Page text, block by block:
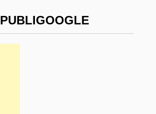
PUBLIGOOGLE